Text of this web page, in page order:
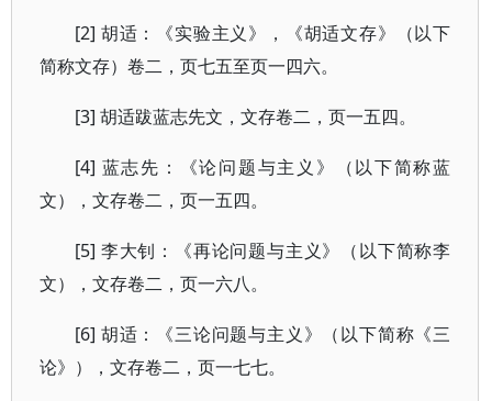
[2] 胡适：《实验主义》，《胡适文存》（以下
简称文存）卷二，页七五至页一四六。
[3] 胡适跋蓝志先文，文存卷二，页一五四。
[4] 蓝志先：《论问题与主义》（以下简称蓝
文），文存卷二，页一五四。
[5] 李大钊：《再论问题与主义》（以下简称李
文），文存卷二，页一六八。
[6] 胡适：《三论问题与主义》（以下简称《三
论》），文存卷二，页一七七。